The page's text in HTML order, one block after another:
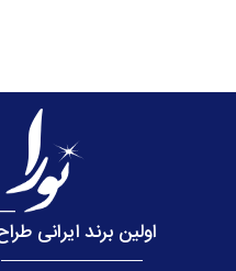
اولین برند ایرانی